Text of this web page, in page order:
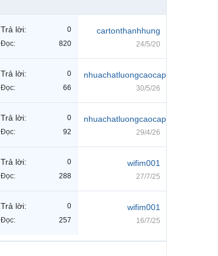
Trả lời:
0
Đọc:
820
cartonthanhhung
24/5/20
Trả lời:
0
Đọc:
66
nhuachatluongcaocap
30/5/26
Trả lời:
0
Đọc:
92
nhuachatluongcaocap
29/4/26
Trả lời:
0
Đọc:
288
wifim001
27/7/25
Trả lời:
0
Đọc:
257
wifim001
16/7/25